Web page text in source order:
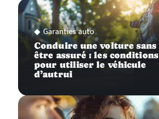
Garanties auto
Conduire une voiture sans
être assuré : les conditions
pour utiliser le véhicule
d’autrui